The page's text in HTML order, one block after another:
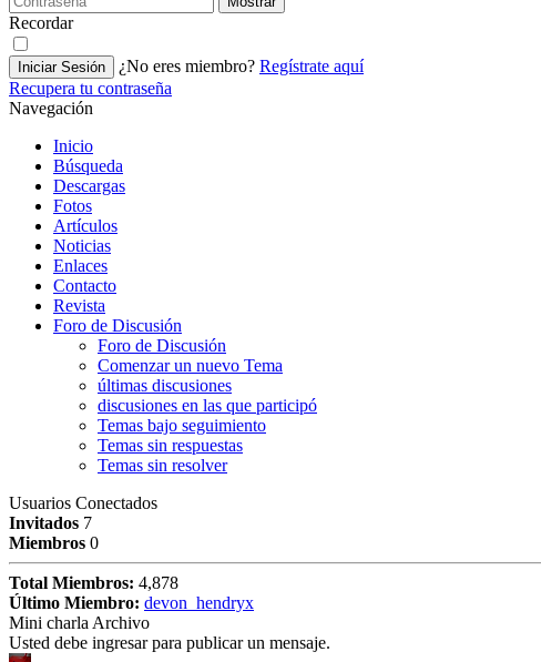
Recordar
Iniciar Sesión ¿No eres miembro? Regístrate aquí
Recupera tu contraseña
Navegación
Inicio
Búsqueda
Descargas
Fotos
Artículos
Noticias
Enlaces
Contacto
Revista
Foro de Discusión
Foro de Discusión
Comenzar un nuevo Tema
últimas discusiones
discusiones en las que participó
Temas bajo seguimiento
Temas sin respuestas
Temas sin resolver
Usuarios Conectados
Invitados 7
Miembros 0
Total Miembros: 4,878
Último Miembro: devon_hendryx
Mini charla Archivo
Usted debe ingresar para publicar un mensaje.